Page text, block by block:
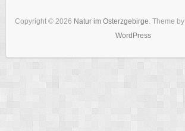
Copyright © 2026 Natur im Osterzgebirge. Theme by
WordPress